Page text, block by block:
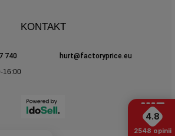
KONTAKT
740
hurt@factoryprice.eu
16:00
4.8
2548 opinii